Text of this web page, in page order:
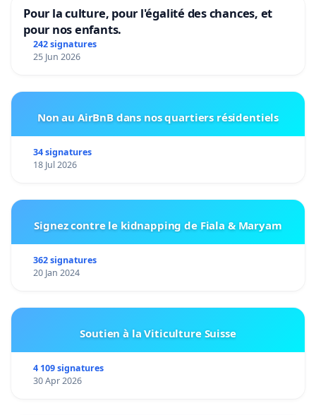
Pour la culture, pour l'égalité des chances, et
pour nos enfants.
242 signatures
25 Jun 2026
Non au AirBnB dans nos quartiers résidentiels
34 signatures
18 Jul 2026
Signez contre le kidnapping de Fiala & Maryam
362 signatures
20 Jan 2024
Soutien à la Viticulture Suisse
4 109 signatures
30 Apr 2026